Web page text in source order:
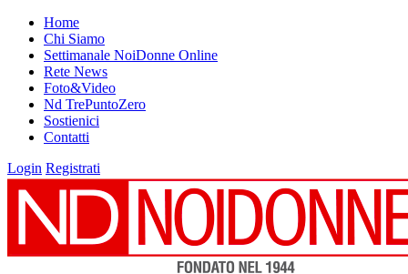
Home
Chi Siamo
Settimanale NoiDonne Online
Rete News
Foto&Video
Nd TrePuntoZero
Sostienici
Contatti
Login Registrati